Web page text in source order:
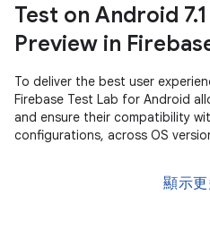
Test on Android
Preview in
To deliver the best user
Firebase Test Lab for Android
and ensure their compatibility
configurations, across OS
顯示